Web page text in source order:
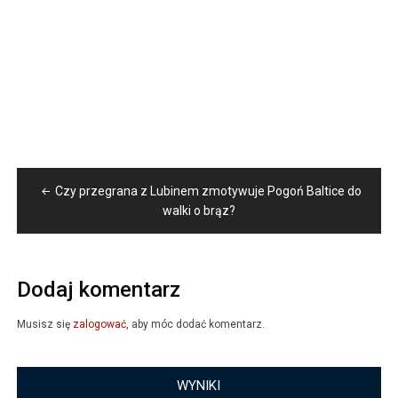
Nawigacja
Czy przegrana z Lubinem zmotywuje Pogoń Baltice do
walki o brąz?
Dodaj komentarz
Musisz się zalogować, aby móc dodać komentarz.
WYNIKI